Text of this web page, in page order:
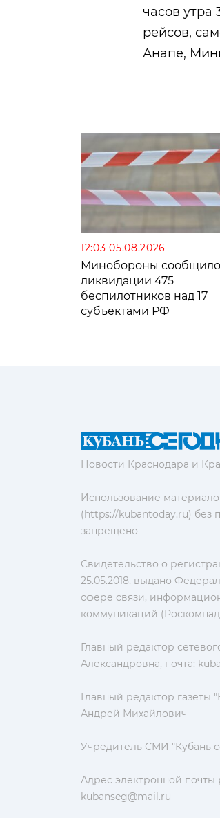
часов утра
рейсов,
Анапе,
12:03 05.08.2026
Минобороны
ликвидации 475
беспилотников над 17
субъектами РФ
Новости Краснодара и
Использование
(https://kubantoday.ru) без
запрещено
Свидетельство о
25.05.2018, выдано
сфере связи,
коммуникаций
Главный редактор
Александровна, почта:
Главный редактор газеты
Андрей Михайлович
Учредитель СМИ "Кубань
Адрес электронной
kubanseg@mail.ru